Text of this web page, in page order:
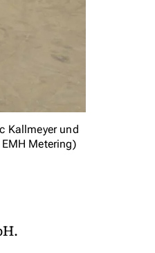
Kallmeyer und
Metering)